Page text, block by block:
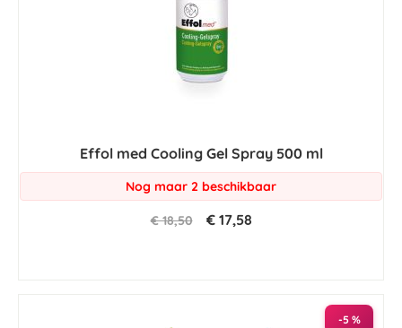
Effol med Cooling Gel Spray 500 ml
Nog maar 2 beschikbaar
€ 18,50 € 17,58
-5 %